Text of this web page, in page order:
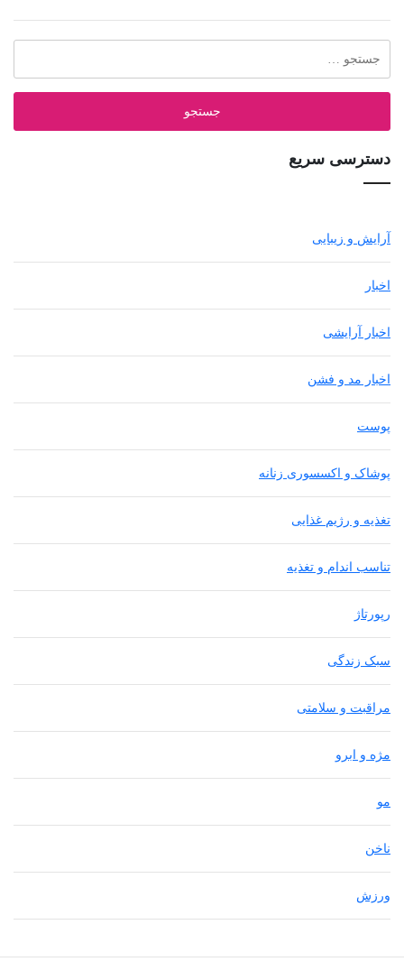
برای:
دسترسی سریع
آرایش و زیبایی
اخبار
اخبار آرایشی
اخبار مد و فشن
پوست
پوشاک و اکسسوری زنانه
تغذیه و رژیم غذایی
تناسب اندام و تغذیه
رپورتاژ
سبک زندگی
مراقبت و سلامتی
مژه و ابرو
مو
ناخن
ورزش